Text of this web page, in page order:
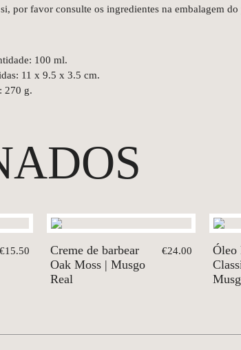
por favor consulte os ingredientes na embalagem
100 ml.
11 x 9.5 x 3.5 cm.
270 g.
€15.50
Creme de barbear
Oak Moss | Musgo
Real
€24.00
Óleo